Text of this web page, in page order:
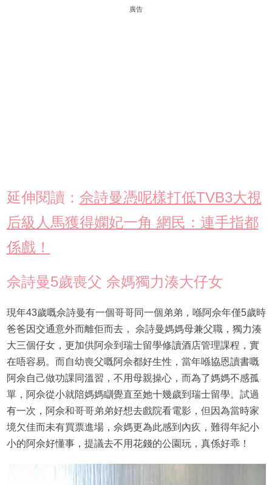
廣告
延伸閱讀： 佘詩曼憑呢樣打低TVB3大視
后級人馬獲得嫻妃一角 網民：連手指都
係戲！
佘詩曼5歲喪父 佘媽獨力湊大仔女
現年43歲嘅佘詩曼有一個哥哥同一個弟弟，喺阿佘年僅5歲時
爸爸因交通意外而離佢而去， 佘詩曼媽媽母兼父職，獨力湊
大三個仔女，更加供阿佘到瑞士留學修讀酒店管理課程，實
在唔容易。而自幼喪父嘅阿佘都好生性，當年喺協恩讀書嘅
阿佘自己做功課同溫習，不用母親操心，而為了媽媽不感孤
單，阿佘從小就陪媽媽瞓覺直至她十幾歲到瑞士留學。試過
有一次，阿佘和哥哥弟弟好想去戲院看電影，但因為當時家
境欠佳而未有買票進場，佘媽更為此感到內疚，難得年紀小
小的阿佘好懂事，提議去不用花錢的公園玩，真係好乖！